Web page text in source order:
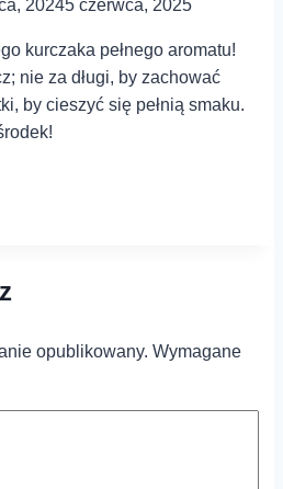
20245 czerwca, 2025
kurczaka pełnego aromatu!
nie za długi, by zachować
by cieszyć się pełnią smaku.
opublikowany. Wymagane